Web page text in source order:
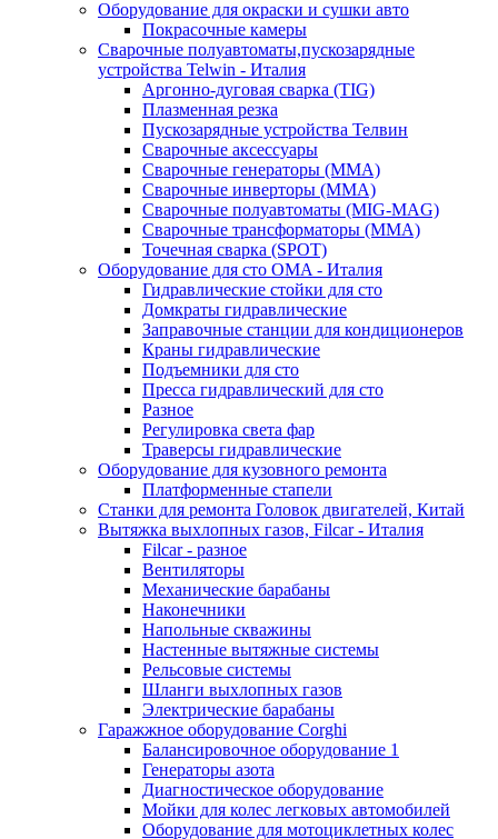
Оборудование для окраски и сушки авто
Покрасочные камеры
Сварочные полуавтоматы,пускозарядные
устройства Telwin - Италия
Аргонно-дуговая сварка (TIG)
Плазменная резка
Пускозарядные устройства Телвин
Сварочные аксессуары
Сварочные генераторы (MMA)
Сварочные инверторы (MMA)
Сварочные полуавтоматы (MIG-MAG)
Сварочные трансформаторы (MMA)
Точечная сварка (SPOT)
Оборудование для сто OMA - Италия
Гидравлические стойки для сто
Домкраты гидравлические
Заправочные станции для кондиционеров
Краны гидравлические
Подъемники для сто
Пресса гидравлический для сто
Разное
Регулировка света фар
Траверсы гидравлические
Оборудование для кузовного ремонта
Платформенные стапели
Станки для ремонта Головок двигателей, Китай
Вытяжка выхлопных газов, Filcar - Италия
Filcar - разное
Вентиляторы
Механические барабаны
Наконечники
Напольные скважины
Настенные вытяжные системы
Рельсовые системы
Шланги выхлопных газов
Электрические барабаны
Гаражжное оборудование Corghi
Балансировочное оборудование 1
Генераторы азота
Диагностическое оборудование
Мойки для колес легковых автомобилей
Оборудование для мотоциклетных колес